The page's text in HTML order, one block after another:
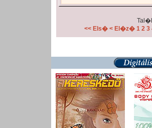
<< Els� < El�z� 1 2 3